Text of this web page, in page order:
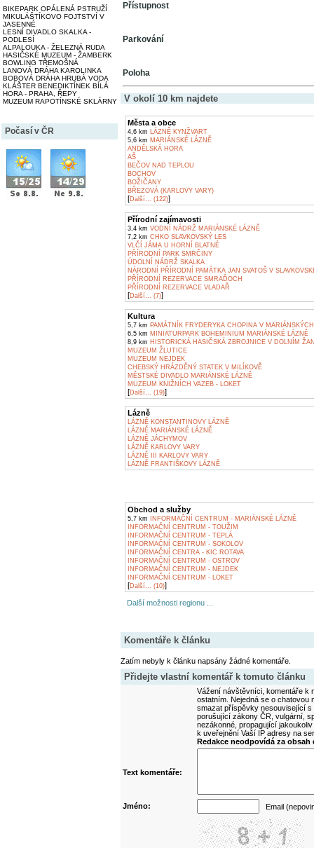
BIKEPARK OPÁLENÁ PSTRUŽÍ
MIKULÁŠTÍKOVO FOJTSTVÍ V
JASENNÉ
LESNÍ DIVADLO SKALKA -
PODLESÍ
ALPALOUKA - ŽELEZNÁ RUDA
HASIČSKÉ MUZEUM - ŽAMBERK
BOWLING TŘEMOŠNÁ
LANOVÁ DRÁHA KAROLINKA
BOBOVÁ DRÁHA HRUBÁ VODA
KLÁŠTER BENEDIKTÍNEK BÍLÁ
HORA - PRAHA, ŘEPY
MUZEUM RAPOTÍNSKÉ SKLÁRNY
Počasí v ČR
Přístupnost
Parkování
Poloha
V okolí 10 km najdete
Města a obce
4,6 km LÁZNĚ KYNŽVART
5,6 km MARIÁNSKÉ LÁZNĚ
ANDĚLSKÁ HORA
AŠ
BEČOV NAD TEPLOU
BOCHOV
BOŽIČANY
BŘEZOVÁ (KARLOVY VARY)
[Další... (122)]
Přírodní zajímavosti
3,4 km VODNÍ NÁDRŽ MARIÁNSKÉ LÁZNĚ
7,2 km CHKO SLAVKOVSKÝ LES
VLČÍ JÁMA U HORNÍ BLATNÉ
PŘÍRODNÍ PARK SMRČINY
ÚDOLNÍ NÁDRŽ SKALKA
NÁRODNÍ PŘÍRODNÍ PAMÁTKA JAN SVATOŠ V
PŘÍRODNÍ REZERVACE SMRAĎOCH
PŘÍRODNÍ REZERVACE VLADAŘ
[Další... (7)]
Kultura
5,7 km PAMÁTNÍK FRYDERYKA CHOPINA V
6,5 km MINIATURPARK BOHEMINIUM MARIÁNSKÉ LÁZNĚ
8,9 km HISTORICKÁ HASIČSKÁ ZBROJNICE V DOLNÍM
MUZEUM ŽLUTICE
MUZEUM NEJDEK
CHEBSKÝ HRÁZDĚNÝ STATEK V MILÍKOVĚ
MĚSTSKÉ DIVADLO MARIÁNSKÉ LÁZNĚ
MUZEUM KNIŽNÍCH VAZEB - LOKET
[Další... (19)]
Lázně
LÁZNĚ KONSTANTINOVY LÁZNĚ
LÁZNĚ MARIÁNSKÉ LÁZNĚ
LÁZNĚ JÁCHYMOV
LÁZNĚ KARLOVY VARY
LÁZNĚ III KARLOVY VARY
LÁZNĚ FRANTIŠKOVY LÁZNĚ
Obchod a služby
5,7 km INFORMAČNÍ CENTRUM - MARIÁNSKÉ LÁZNĚ
INFORMAČNÍ CENTRUM - TOUŽIM
INFORMAČNÍ CENTRUM - TEPLÁ
INFORMAČNÍ CENTRUM - SOKOLOV
INFORMAČNÍ CENTRA - KIC ROTAVA
INFORMAČNÍ CENTRUM - OSTROV
INFORMAČNÍ CENTRUM - NEJDEK
INFORMAČNÍ CENTRUM - LOKET
[Další... (10)]
Další možnosti regionu ...
Komentáře k článku
Zatím nebyly k článku napsány žádné komentáře.
Přidejte vlastní komentář k tomuto článku
Vážení návštěvníci, komentáře k
ostatním. Nejedná se o
smazat příspěvky nesouvisející
porušující zákony ČR, vulgární,
nezákonné, propagující
k uveřejnění Vaší IP adresy na
Redakce neodpovídá za
Text komentáře:
Jméno: Email